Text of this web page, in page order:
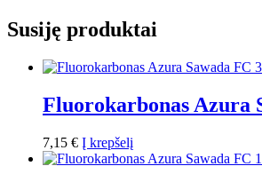
Susiję produktai
Fluorokarbonas Azura
7,15 € Į krepšelį